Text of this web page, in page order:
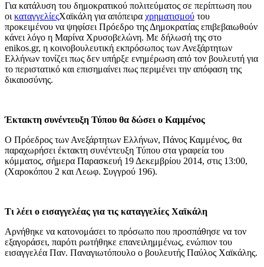
Για κατάλυση του δημοκρατικού πολιτεύματος σε περίπτωση που
οι καταγγελίεςΧαϊκάλη για απόπειρα χρηματισμού του
προκειμένου να ψηφίσει Πρόεδρο της Δημοκρατίας επιβεβαιωθούν
κάνει λόγο η Μαρίνα Χρυσοβελώνη. Με δήλωσή της στο
enikos.gr, η κοινοβουλευτική εκπρόσωπος των Ανεξάρτητων
Ελλήνων τονίζει πως δεν υπήρξε ενημέρωση από τον βουλευτή για
το περιστατικό και επισημαίνει πως περιμένει την απόφαση της
δικαιοσύνης.
Έκτακτη συνέντευξη Τύπου θα δώσει ο Καμμένος
Ο Πρόεδρος των Ανεξάρτητων Ελλήνων, Πάνος Καμμένος, θα
παραχωρήσει έκτακτη συνέντευξη Τύπου στα γραφεία του
κόμματος, σήμερα Παρασκευή 19 Δεκεμβρίου 2014, στις 13:00,
(Χαροκόπου 2 και Λεωφ. Συγγρού 196).
Τι λέει ο εισαγγελέας για τις καταγγελίες Χαϊκάλη
Aρνήθηκε να κατονομάσει το πρόσωπο που προσπάθησε να τον
εξαγοράσει, παρότι ρωτήθηκε επανειλημμένως, ενώπιον του
εισαγγελέα Παν. Παναγιωτόπουλο ο βουλευτής Παύλος Χαϊκάλης.